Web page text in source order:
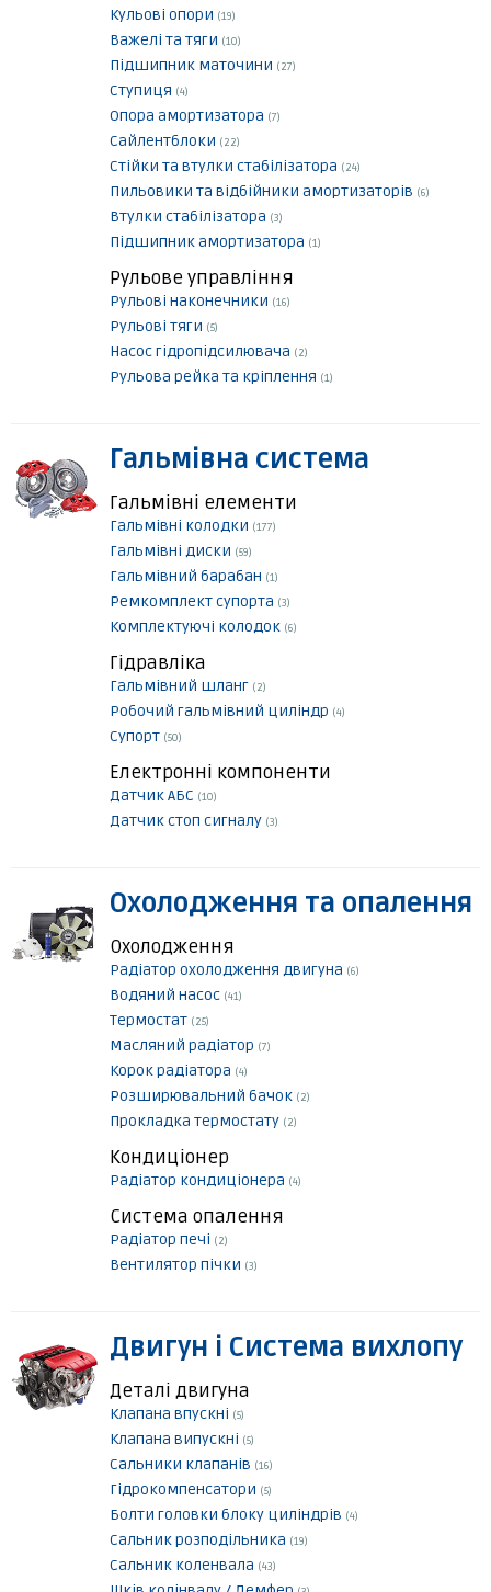
Кульові опори (19)
Важелі та тяги (10)
Підшипник маточини (27)
Ступиця (4)
Опора амортизатора (7)
Сайлентблоки (22)
Стійки та втулки стабілізатора (24)
Пильовики та відбійники амортизаторів (6)
Втулки стабілізатора (3)
Підшипник амортизатора (1)
Рульове управління
Рульові наконечники (16)
Рульові тяги (5)
Насос гідропідсилювача (2)
Рульова рейка та кріплення (1)
Гальмівна система
Гальмівні елементи
Гальмівні колодки (177)
Гальмівні диски (59)
Гальмівний барабан (1)
Ремкомплект супорта (3)
Комплектуючі колодок (6)
Гідравліка
Гальмівний шланг (2)
Робочий гальмівний циліндр (4)
Супорт (50)
Електронні компоненти
Датчик АБС (10)
Датчик стоп сигналу (3)
Охолодження та опалення
Охолодження
Радіатор охолодження двигуна (6)
Водяний насос (41)
Термостат (25)
Масляний радіатор (7)
Корок радіатора (4)
Розширювальний бачок (2)
Прокладка термостату (2)
Кондиціонер
Радіатор кондиціонера (4)
Система опалення
Радіатор печі (2)
Вентилятор пічки (3)
Двигун і Система вихлопу
Деталі двигуна
Клапана впускні (5)
Клапана випускні (5)
Сальники клапанів (16)
Гідрокомпенсатори (5)
Болти головки блоку циліндрів (4)
Сальник розподільника (19)
Сальник коленвала (43)